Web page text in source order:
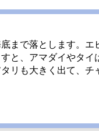
まで落とします。
と、アマダイやタ
リも大きく出て、チ